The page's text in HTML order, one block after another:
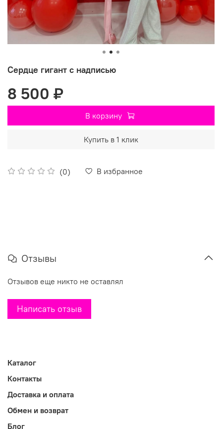
Сердце гигант с надписью
(0) В избранное
8 500 ₽
В корзину
Купить в 1 клик
Отзывы
Отзывов еще никто не оставлял
Написать отзыв
Каталог
Контакты
Доставка и оплата
Обмен и возврат
Блог